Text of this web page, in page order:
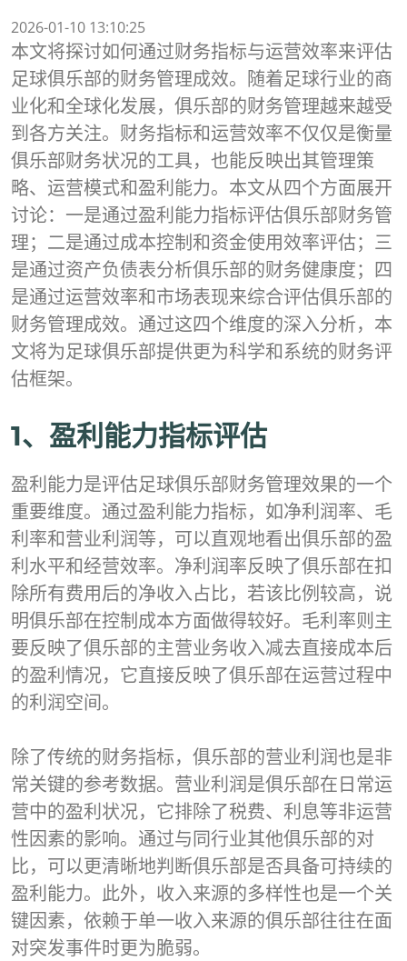
2026-01-10 13:10:25
本文将探讨如何通过财务指标与运营效率来评估
足球俱乐部的财务管理成效。随着足球行业的商
业化和全球化发展，俱乐部的财务管理越来越受
到各方关注。财务指标和运营效率不仅仅是衡量
俱乐部财务状况的工具，也能反映出其管理策
略、运营模式和盈利能力。本文从四个方面展开
讨论：一是通过盈利能力指标评估俱乐部财务管
理；二是通过成本控制和资金使用效率评估；三
是通过资产负债表分析俱乐部的财务健康度；四
是通过运营效率和市场表现来综合评估俱乐部的
财务管理成效。通过这四个维度的深入分析，本
文将为足球俱乐部提供更为科学和系统的财务评
估框架。
1、盈利能力指标评估
盈利能力是评估足球俱乐部财务管理效果的一个
重要维度。通过盈利能力指标，如净利润率、毛
利率和营业利润等，可以直观地看出俱乐部的盈
利水平和经营效率。净利润率反映了俱乐部在扣
除所有费用后的净收入占比，若该比例较高，说
明俱乐部在控制成本方面做得较好。毛利率则主
要反映了俱乐部的主营业务收入减去直接成本后
的盈利情况，它直接反映了俱乐部在运营过程中
的利润空间。
除了传统的财务指标，俱乐部的营业利润也是非
常关键的参考数据。营业利润是俱乐部在日常运
营中的盈利状况，它排除了税费、利息等非运营
性因素的影响。通过与同行业其他俱乐部的对
比，可以更清晰地判断俱乐部是否具备可持续的
盈利能力。此外，收入来源的多样性也是一个关
键因素，依赖于单一收入来源的俱乐部往往在面
对突发事件时更为脆弱。